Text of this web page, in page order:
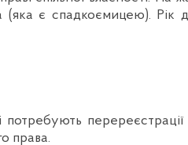
(яка є спадкоємицею).
права.